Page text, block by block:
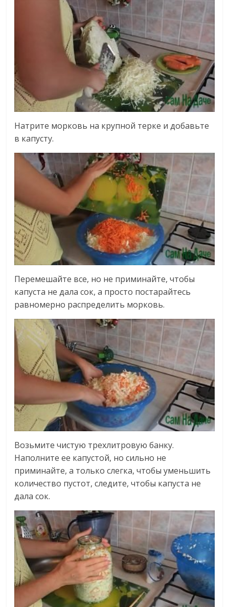
Натрите морковь на крупной терке и добавьте
в капусту.
Перемешайте все, но не приминайте, чтобы
капуста не дала сок, а просто постарайтесь
равномерно распределить морковь.
Возьмите чистую трехлитровую банку.
Наполните ее капустой, но сильно не
приминайте, а только слегка, чтобы уменьшить
количество пустот, следите, чтобы капуста не
дала сок.